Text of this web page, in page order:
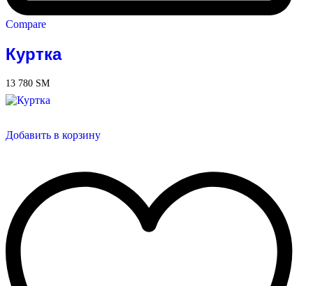
Compare
Куртка
13 780 ЅМ
Добавить в корзину